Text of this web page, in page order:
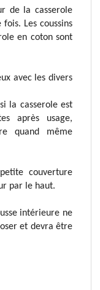
de la casserole
Les coussins
en coton sont
avec les divers
la casserole est
après usage,
quand même
couverture
par le haut.
intérieure ne
et devra être